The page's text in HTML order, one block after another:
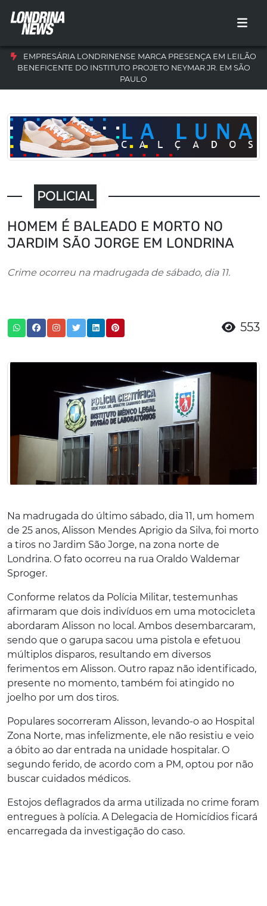
EMPRESÁRIA LONDRINENSE MARCA PRESENÇA EM LEILÃO
BENEFICENTE DO INSTITUTO PROJETO NEYMAR JR. EM SÃO
PAULO
POLICIAL
HOMEM É BALEADO E MORTO NO
JARDIM SÃO JORGE EM LONDRINA
Crime ocorreu na madrugada de sábado, dia 11.
553
Na madrugada do último sábado, dia 11, um homem
de 25 anos, Alisson Mendes Aprigio da Silva, foi morto
a tiros no Jardim São Jorge, na zona norte de
Londrina. O fato ocorreu na rua Oraldo Waldemar
Sproger.
Conforme relatos da Polícia Militar, testemunhas
afirmaram que dois indivíduos em uma motocicleta
abordaram Alisson no local. Ambos desembarcaram,
sendo que o garupa sacou uma pistola e efetuou
múltiplos disparos, resultando em diversos
ferimentos em Alisson. Outro rapaz não identificado,
presente no momento, também foi atingido no
joelho por um dos tiros.
Populares socorreram Alisson, levando-o ao Hospital
Zona Norte, mas infelizmente, ele não resistiu e veio
a óbito ao dar entrada na unidade hospitalar. O
segundo ferido, de acordo com a PM, optou por não
buscar cuidados médicos.
Estojos deflagrados da arma utilizada no crime foram
entregues à polícia. A Delegacia de Homicídios ficará
encarregada da investigação do caso.